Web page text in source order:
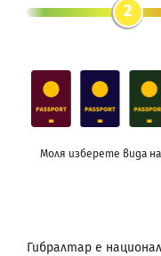
2
Моля изберете вида
Гибралтар е